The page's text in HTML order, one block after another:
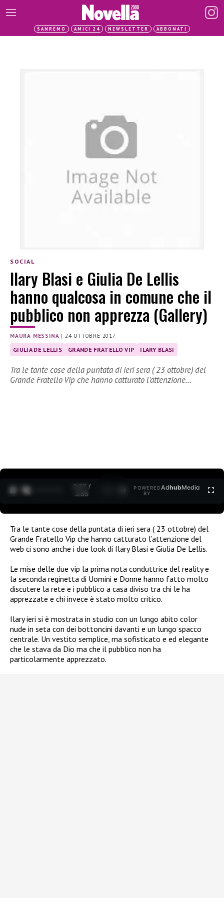
SANREMO AMICI 24 NEWSLETTER ABBONATI
SOCIAL
Ilary Blasi e Giulia De Lellis
hanno qualcosa in comune che il
pubblico non apprezza (Gallery)
MAURA MESSINA | 24 OTTOBRE 2017
GIULIA DE LELLIS GRANDE FRATELLO VIP ILARY BLASI
Tra le tante cose della puntata di ieri sera ( 23 ottobre) del
Grande Fratello Vip che hanno catturato l’attenzione…
0:27 /
3:35
POWERED
BY
AdhubMedia
Tra le tante cose della puntata di ieri sera ( 23 ottobre) del
Grande Fratello Vip che hanno catturato l’attenzione del
web ci sono anche i due look di Ilary Blasi e Giulia De Lellis.
Le mise delle due vip la prima nota conduttrice del reality e
la seconda reginetta di Uomini e Donne hanno fatto molto
discutere la rete e i pubblico a casa diviso tra chi le ha
apprezzate e chi invece è stato molto critico.
Ilary ieri si è mostrata in studio con un lungo abito color
nude in seta con dei bottoncini davanti e un lungo spacco
centrale. Un vestito semplice, ma sofisticato e ed elegante
che le stava da Dio ma che il pubblico non ha
particolarmente apprezzato.